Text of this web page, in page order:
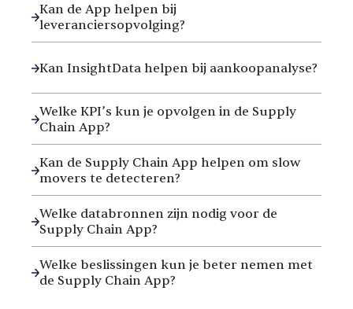
Kan de App helpen bij
leveranciersopvolging?
Kan InsightData helpen bij aankoopanalyse?
Welke KPI’s kun je opvolgen in de Supply
Chain App?
Kan de Supply Chain App helpen om slow
movers te detecteren?
Welke databronnen zijn nodig voor de
Supply Chain App?
Welke beslissingen kun je beter nemen met
de Supply Chain App?